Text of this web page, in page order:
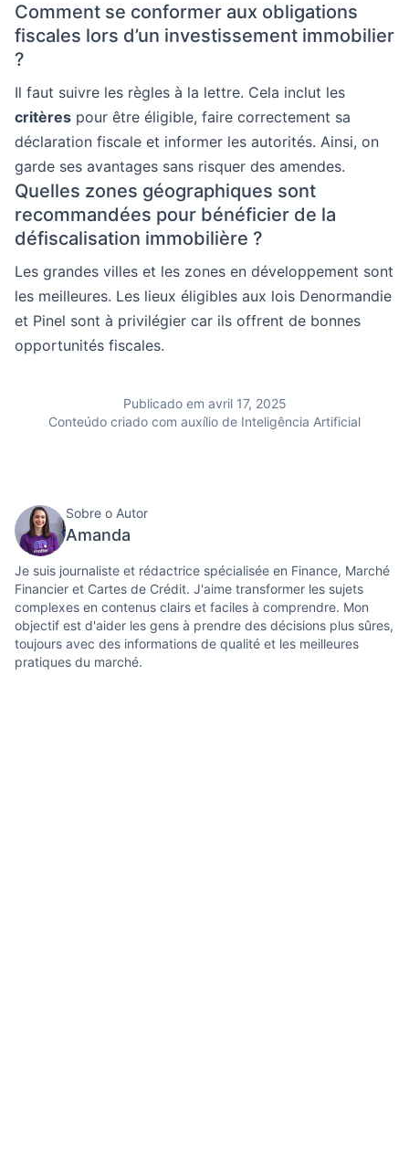
Comment se conformer aux obligations
fiscales lors d’un investissement immobilier
?
Il faut suivre les règles à la lettre. Cela inclut les
critères pour être éligible, faire correctement sa
déclaration fiscale et informer les autorités. Ainsi, on
garde ses avantages sans risquer des amendes.
Quelles zones géographiques sont
recommandées pour bénéficier de la
défiscalisation immobilière ?
Les grandes villes et les zones en développement sont
les meilleures. Les lieux éligibles aux lois Denormandie
et Pinel sont à privilégier car ils offrent de bonnes
opportunités fiscales.
Publicado em avril 17, 2025
Conteúdo criado com auxílio de Inteligência Artificial
Sobre o Autor
Amanda
Je suis journaliste et rédactrice spécialisée en Finance, Marché
Financier et Cartes de Crédit. J'aime transformer les sujets
complexes en contenus clairs et faciles à comprendre. Mon
objectif est d'aider les gens à prendre des décisions plus sûres,
toujours avec des informations de qualité et les meilleures
pratiques du marché.